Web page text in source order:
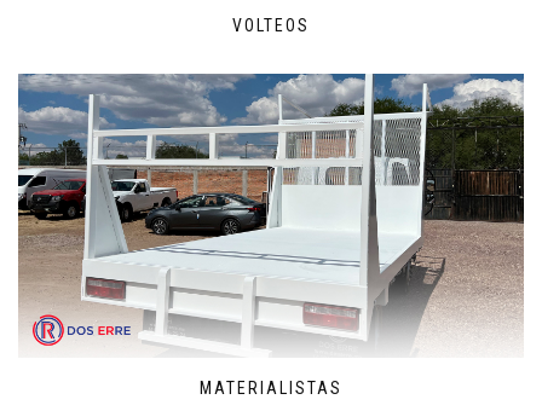
VOLTEOS
MATERIALISTAS